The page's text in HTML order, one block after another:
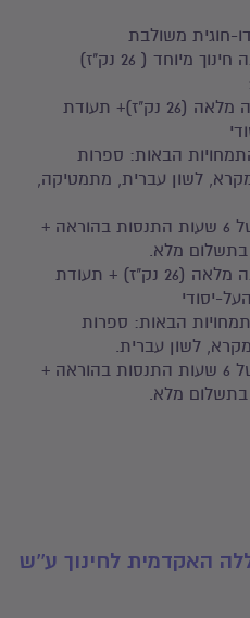
משולבת
מיוחד ( 26 נק"ז)
1. דיסציפלינה מלאה (26 נק"ז)+ תעודת
הבאות: ספרות
לשון עברית, מתמטיקה,
מחייב תוספת של 6 שעות התנסות בהוראה +
בתשלום מלא.
2. דיסציפלינה מלאה (26 נק"ז) + תעודת
יסודי
הבאות: ספרות
לשון עברית.
מחייב תוספת של 6 שעות התנסות בהוראה +
בתשלום מלא.
האקדמית לחינוך ע''ש